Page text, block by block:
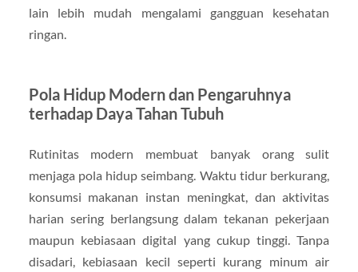
lain lebih mudah mengalami gangguan kesehatan
ringan.
Pola Hidup Modern dan Pengaruhnya
terhadap Daya Tahan Tubuh
Rutinitas modern membuat banyak orang sulit
menjaga pola hidup seimbang. Waktu tidur berkurang,
konsumsi makanan instan meningkat, dan aktivitas
harian sering berlangsung dalam tekanan pekerjaan
maupun kebiasaan digital yang cukup tinggi. Tanpa
disadari, kebiasaan kecil seperti kurang minum air